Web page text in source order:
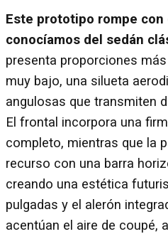
Este prototipo rompe con
conocíamos del sedán
presenta proporciones
muy bajo, una silueta
angulosas que transmiten
El frontal incorpora una
completo, mientras que la
recurso con una barra
creando una estética
pulgadas y el alerón
acentúan el aire de coupé,